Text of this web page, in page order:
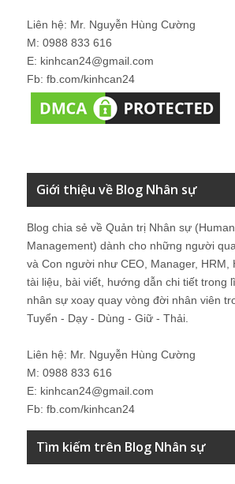
Liên hệ: Mr. Nguyễn Hùng Cường
M: 0988 833 616
E: kinhcan24@gmail.com
Fb: fb.com/kinhcan24
Giới thiệu về Blog Nhân sự
Blog chia sẻ về Quản trị Nhân sự
Management) dành cho những người
và Con người như CEO, Manager, HRM,
tài liệu, bài viết, hướng dẫn chi tiết trong
nhân sự xoay quay vòng đời nhân viên
Tuyển - Dạy - Dùng - Giữ - Thải.
Liên hệ: Mr. Nguyễn Hùng Cường
M: 0988 833 616
E: kinhcan24@gmail.com
Fb: fb.com/kinhcan24
Tìm kiếm trên Blog Nhân sự